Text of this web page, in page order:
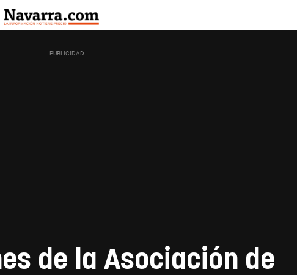
de la Asociación de